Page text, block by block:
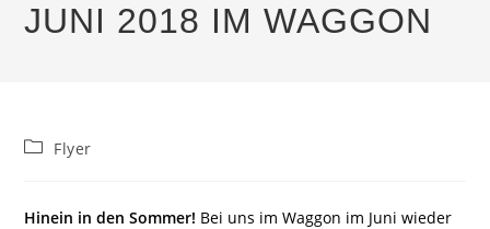
JUNI 2018 IM WAGGON
Beitrags-
Flyer
Hinein in den Sommer! Bei uns im Waggon im Juni wieder